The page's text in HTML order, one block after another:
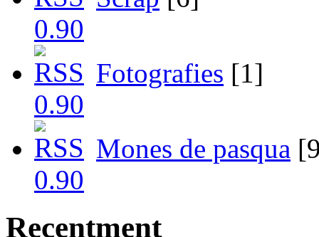
Fotografies [1]
Mones de pasqua
Recentment